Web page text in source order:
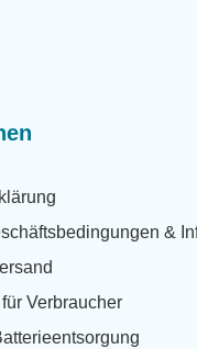
&
Verbraucher